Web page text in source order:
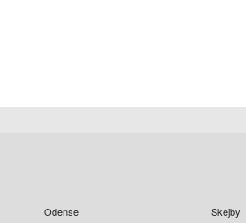
Odense
Skejby